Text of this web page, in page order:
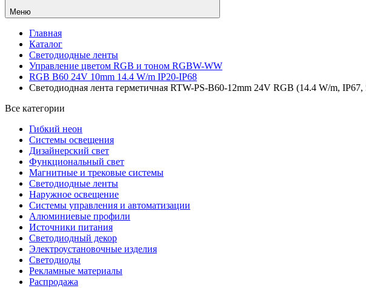
Меню
Главная
Каталог
Светодиодные ленты
Управление цветом RGB и тоном RGBW-WW
RGB B60 24V 10mm 14.4 W/m IP20-IP68
Светодиодная лента герметичная RTW-PS-B60-12mm 24V RGB (14.4 W/m,
Все категории
Гибкий неон
Системы освещения
Дизайнерский свет
Функциональный свет
Магнитные и трековые системы
Светодиодные ленты
Наружное освещение
Системы управления и автоматизации
Алюминиевые профили
Источники питания
Светодиодный декор
Электроустановочные изделия
Светодиоды
Рекламные материалы
Распродажа